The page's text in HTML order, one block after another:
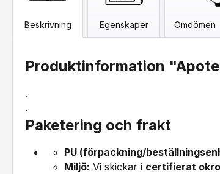
Beskrivning Egenskaper Omdömen
Produktinformation
.
.
Paketering och frakt
PU (förpackning/
Miljö: Vi skickar i certifierat